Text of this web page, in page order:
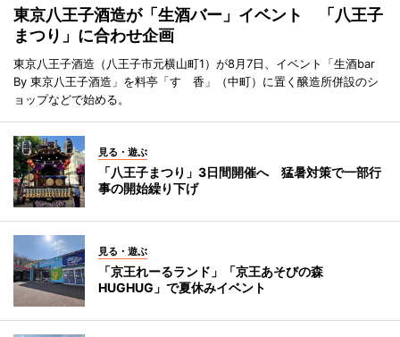
東京八王子酒造が「生酒バー」イベント 「八王子
まつり」に合わせ企画
東京八王子酒造（八王子市元横山町1）が8月7日、イベント「生酒bar
By 東京八王子酒造」を料亭「すゞ香」（中町）に置く醸造所併設のシ
ョップなどで始める。
見る・遊ぶ
「八王子まつり」3日間開催へ 猛暑対策で一部行
事の開始繰り下げ
見る・遊ぶ
「京王れーるランド」「京王あそびの森
HUGHUG」で夏休みイベント